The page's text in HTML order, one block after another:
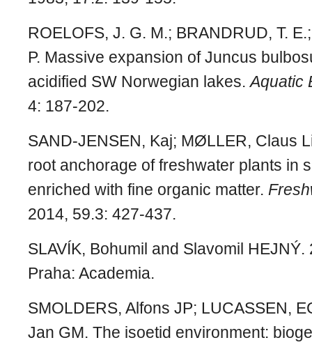
ROELOFS, J. G. M.; BRANDRUD, T.
P. Massive expansion of Juncus
acidified SW Norwegian lakes.Aquatic
4: 187-202.
SAND‐JENSEN, Kaj; MØLLER, Claus
root anchorage of freshwater plants in
enriched with fine organic matter.
2014, 59.3: 427-437.
SLAVÍK, Bohumil and Slavomil HEJNÝ.
Praha: Academia.
SMOLDERS, Alfons JP; LUCASSEN,
Jan GM. The isoetid environment: